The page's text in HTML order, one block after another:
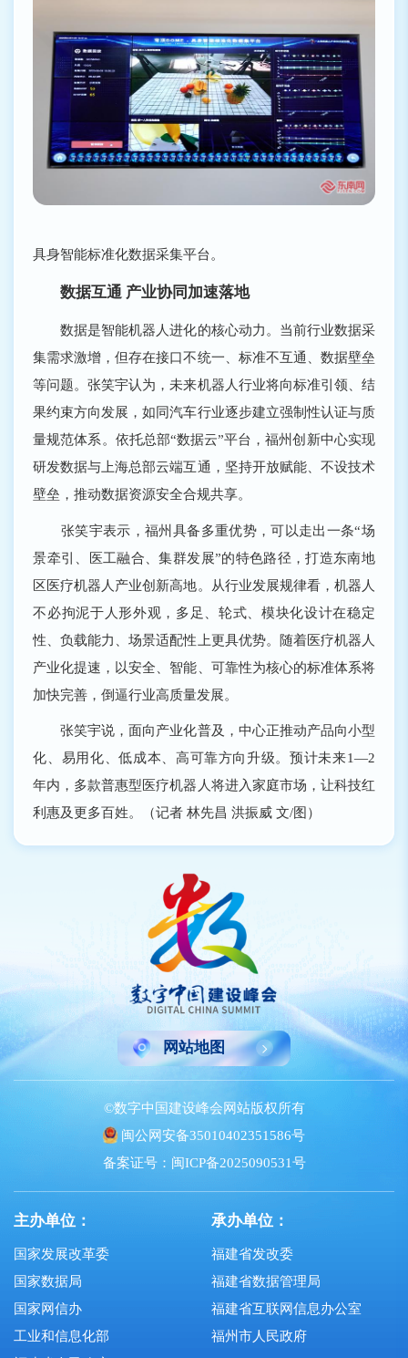
具身智能标准化数据采集平台。
数据互通 产业协同加速落地
数据是智能机器人进化的核心动力。当前行业数据采
集需求激增，但存在接口不统一、标准不互通、数据壁垒
等问题。张笑宇认为，未来机器人行业将向标准引领、结
果约束方向发展，如同汽车行业逐步建立强制性认证与质
量规范体系。依托总部“数据云”平台，福州创新中心实现
研发数据与上海总部云端互通，坚持开放赋能、不设技术
壁垒，推动数据资源安全合规共享。
张笑宇表示，福州具备多重优势，可以走出一条“场
景牵引、医工融合、集群发展”的特色路径，打造东南地
区医疗机器人产业创新高地。从行业发展规律看，机器人
不必拘泥于人形外观，多足、轮式、模块化设计在稳定
性、负载能力、场景适配性上更具优势。随着医疗机器人
产业化提速，以安全、智能、可靠性为核心的标准体系将
加快完善，倒逼行业高质量发展。
张笑宇说，面向产业化普及，中心正推动产品向小型
化、易用化、低成本、高可靠方向升级。预计未来1—2
年内，多款普惠型医疗机器人将进入家庭市场，让科技红
利惠及更多百姓。（记者 林先昌 洪振威 文/图）
网站地图
©数字中国建设峰会网站版权所有
闽公网安备35010402351586号
备案证号：闽ICP备2025090531号
主办单位：
国家发展改革委
国家数据局
国家网信办
工业和信息化部
承办单位：
福建省发改委
福建省数据管理局
福建省互联网信息办公室
福州市人民政府